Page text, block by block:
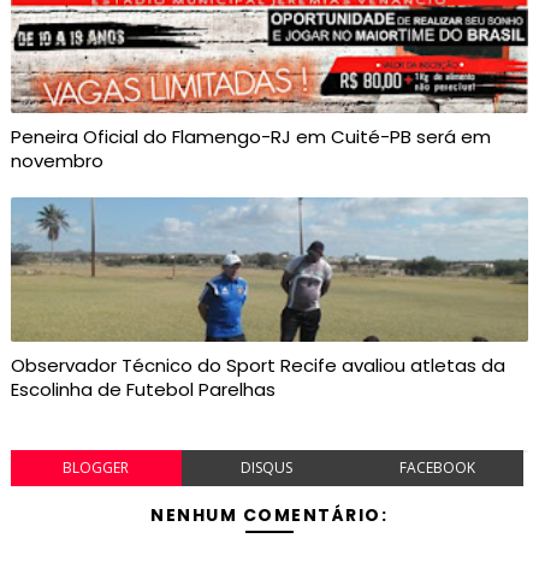
Peneira Oficial do Flamengo-RJ em Cuité-PB será em
novembro
Observador Técnico do Sport Recife avaliou atletas da
Escolinha de Futebol Parelhas
BLOGGER DISQUS FACEBOOK
NENHUM COMENTÁRIO: